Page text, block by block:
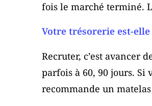
fois le marché terminé.
Votre trésorerie est-
Recruter, c’est avancer
parfois à 60, 90 jours. Si
recommande un